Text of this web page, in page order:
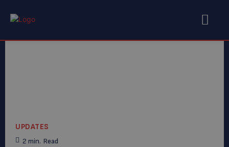
UPDATES
2 min. Read